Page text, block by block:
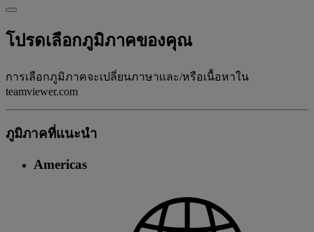
โปรดเลือกภูมิภาคของคุณ
การเลือกภูมิภาคจะเปลี่ยนภาษาและ/หรือเนื้อหาใน
teamviewer.com
ภูมิภาคที่แนะนํา
Americas